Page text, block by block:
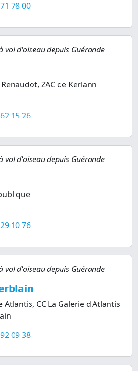
78 00
vol d'oiseau depuis Guérande
ZAC de Kerlann
15 26
vol d'oiseau depuis Guérande
10 76
vol d'oiseau depuis Guérande
Atlantis, CC La Galerie d'Atlantis
09 38